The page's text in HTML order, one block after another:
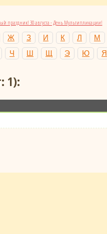
праздник! 30 августа - День Мультипликации!
Ж З И К Л М
Ч Ш Щ Э Ю Я
1):